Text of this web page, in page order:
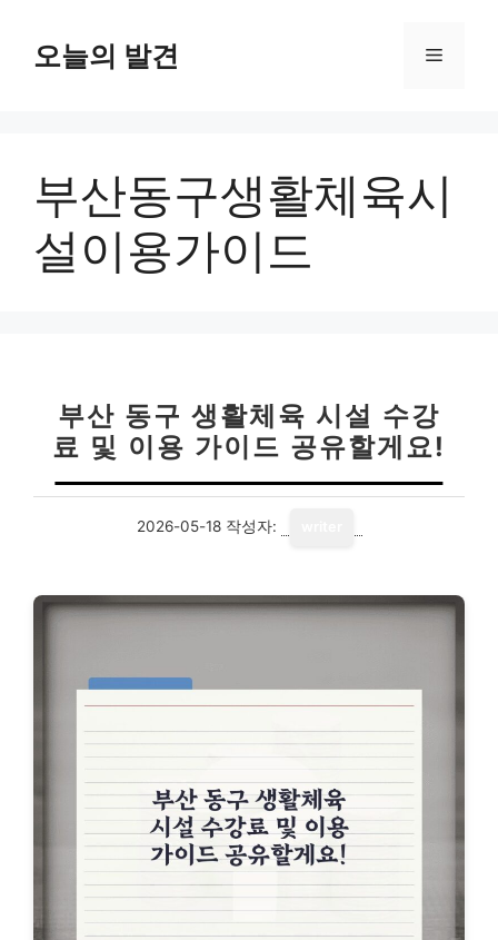
오늘의 발견 메
부산동구생활체육시
설이용가이드
부산 동구 생활체육 시설 수강
료 및 이용 가이드 공유할게요!
2026-05-18 작성자: